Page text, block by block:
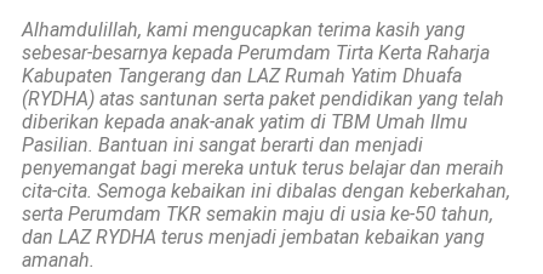
Alhamdulillah, kami mengucapkan terima kasih yang
sebesar-besarnya kepada Perumdam Tirta Kerta Raharja
Kabupaten Tangerang dan LAZ Rumah Yatim Dhuafa
(RYDHA) atas santunan serta paket pendidikan yang telah
diberikan kepada anak-anak yatim di TBM Umah Ilmu
Pasilian. Bantuan ini sangat berarti dan menjadi
penyemangat bagi mereka untuk terus belajar dan meraih
cita-cita. Semoga kebaikan ini dibalas dengan keberkahan,
serta Perumdam TKR semakin maju di usia ke-50 tahun,
dan LAZ RYDHA terus menjadi jembatan kebaikan yang
amanah.